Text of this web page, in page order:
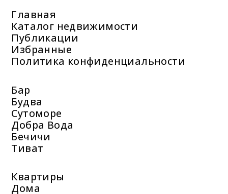
Главная
Каталог недвижимости
Публикации
Избранные
Политика конфиденциальности
Бар
Будва
Сутоморе
Добра Вода
Бечичи
Тиват
Квартиры
Дома